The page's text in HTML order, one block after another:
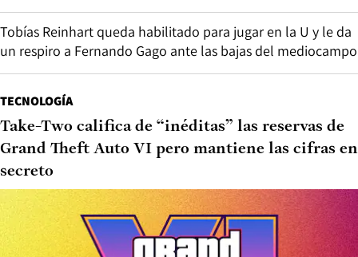
Tobías Reinhart queda habilitado para jugar en la U y le da
un respiro a Fernando Gago ante las bajas del mediocampo
TECNOLOGÍA
Take-Two califica de “inéditas” las reservas de
Grand Theft Auto VI pero mantiene las cifras en
secreto